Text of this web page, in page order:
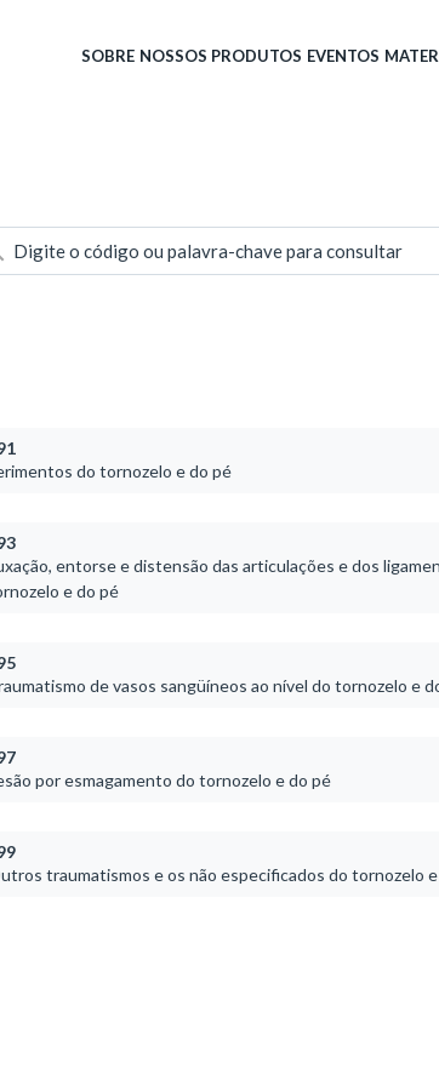
SOBRE NOSSOS PRODUTOS EVENTOS
Digite o código ou palavra-chave para consultar
do tornozelo e do pé
entorse e distensão das articulações e dos
e do pé
de vasos sangüíneos ao nível do tornozelo e
por esmagamento do tornozelo e do pé
traumatismos e os não especificados do tornozelo